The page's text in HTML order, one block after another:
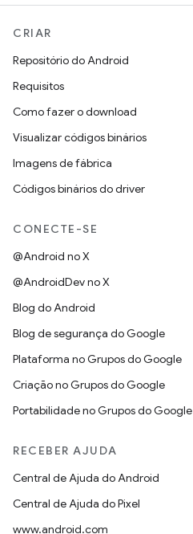
CRIAR
Repositório do Android
Requisitos
Como fazer o download
Visualizar códigos binários
Imagens de fábrica
Códigos binários do driver
CONECTE-SE
@Android no X
@AndroidDev no X
Blog do Android
Blog de segurança do Google
Plataforma no Grupos do Google
Criação no Grupos do Google
Portabilidade no Grupos do Google
RECEBER AJUDA
Central de Ajuda do Android
Central de Ajuda do Pixel
www.android.com